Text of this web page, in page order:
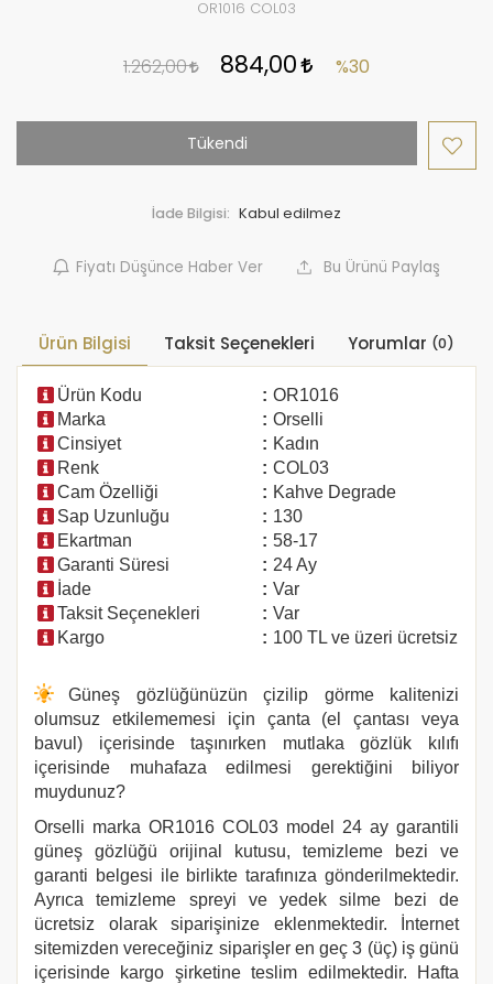
OR1016 COL03
1.262,00 884,00 %30
Tükendi
İade Bilgisi:
Fiyatı Düşünce Haber Ver Bu Ürünü Paylaş
Ürün Bilgisi Taksit Seçenekleri Yorumlar (0)
Ürün Kodu : OR1016
Marka
: Orselli
Cinsiyet
: Kadın
Renk
: COL03
Cam Özelliği
: Kahve Degrade
Sap Uzunluğu
: 130
Ekartman
: 58-17
Garanti Süresi
: 24 Ay
İade
: Var
Taksit Seçenekleri
: Var
Kargo
: 100 TL ve üzeri ücretsiz
Güneş gözlüğünüzün çizilip görme kalitenizi
olumsuz etkilememesi için çanta (el çantası veya
bavul) içerisinde taşınırken mutlaka gözlük kılıfı
içerisinde muhafaza edilmesi gerektiğini biliyor
muydunuz?
Orselli marka OR1016 COL03 model 24 ay garantili
güneş gözlüğü orijinal kutusu, temizleme bezi ve
garanti belgesi ile birlikte tarafınıza gönderilmektedir.
Ayrıca temizleme spreyi ve yedek silme bezi de
ücretsiz olarak siparişinize eklenmektedir. İnternet
sitemizden vereceğiniz siparişler en geç 3 (üç) iş günü
içerisinde kargo şirketine teslim edilmektedir. Hafta